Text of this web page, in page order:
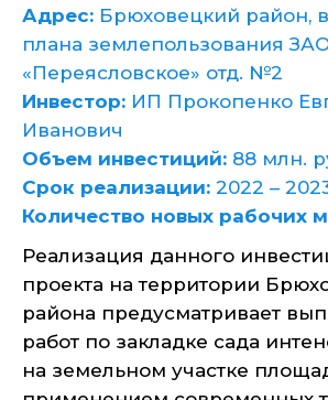
Адрес: Брюховецкий район,
плана землепользования
«Переясловское» отд. №2
Инвестор: ИП Прокопенко
Иванович
Объем инвестиций: 88 млн.
Срок реализации: 2022 –
Количество новых рабочих
Реализация данного
проекта на территории
района предусматривает
работ по закладке сада
на земельном участке